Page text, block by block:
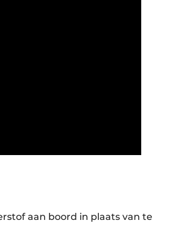
aan boord in plaats van te